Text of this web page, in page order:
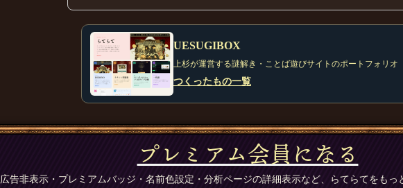
UESUGIBOX
上杉が運営する謎解き・ことば遊びサイトのポートフォリオ
つくったもの一覧
プレミアム会員になる
広告非表示・プレミアムバッジ・名前色設定・分析ページの詳細表示など、らてらてをもっ